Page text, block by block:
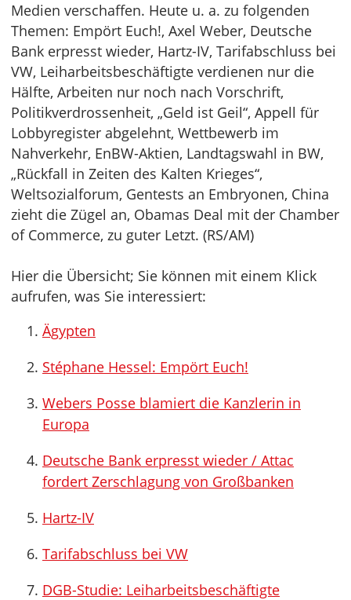
Medien verschaffen. Heute u. a. zu folgenden
Themen: Empört Euch!, Axel Weber, Deutsche
Bank erpresst wieder, Hartz-IV, Tarifabschluss bei
VW, Leiharbeitsbeschäftigte verdienen nur die
Hälfte, Arbeiten nur noch nach Vorschrift,
Politikverdrossenheit, „Geld ist Geil“, Appell für
Lobbyregister abgelehnt, Wettbewerb im
Nahverkehr, EnBW-Aktien, Landtagswahl in BW,
„Rückfall in Zeiten des Kalten Krieges“,
Weltsozialforum, Gentests an Embryonen, China
zieht die Zügel an, Obamas Deal mit der Chamber
of Commerce, zu guter Letzt. (RS/AM)
Hier die Übersicht; Sie können mit einem Klick
aufrufen, was Sie interessiert:
Ägypten
Stéphane Hessel: Empört Euch!
Webers Posse blamiert die Kanzlerin in
Europa
Deutsche Bank erpresst wieder / Attac
fordert Zerschlagung von Großbanken
Hartz-IV
Tarifabschluss bei VW
DGB-Studie: Leiharbeitsbeschäftigte